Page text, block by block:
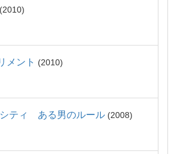
2010
メント 2010
ティ ある男のルール 2008